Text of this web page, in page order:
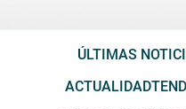
ÚLTIMAS
ACTUALIDAD